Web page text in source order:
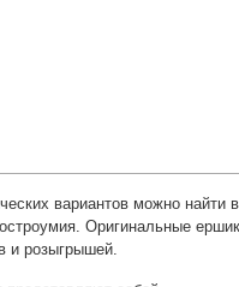
вариантов можно найти в
Оригинальные
и розыгрышей.